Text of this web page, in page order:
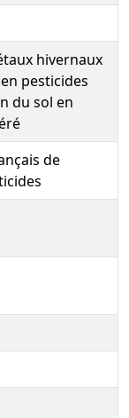
hivernaux
pesticides
du sol en
de